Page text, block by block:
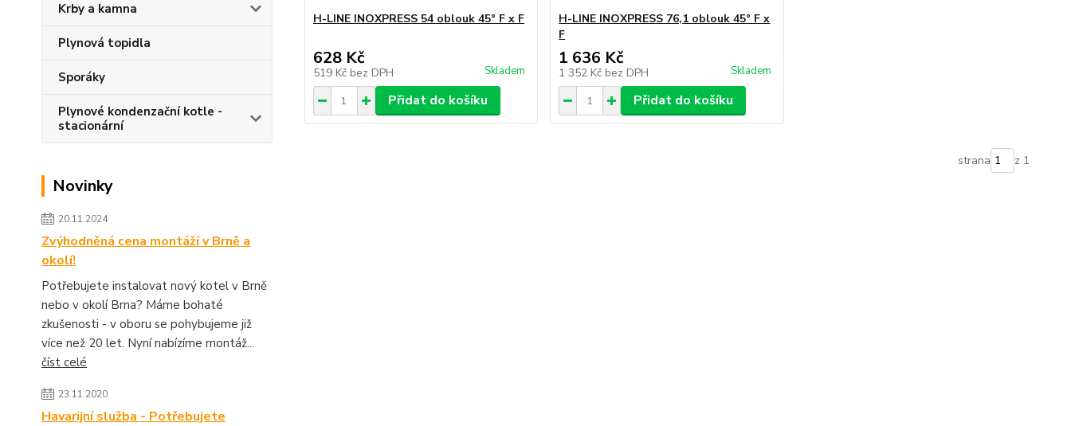
Krby a kamna
Plynová topidla
Sporáky
Plynové kondenzační kotle -
stacionární
Novinky
20.11.2024
Zvýhodněná cena montáží v Brně a
okolí!
Potřebujete instalovat nový kotel v Brně
nebo v okolí Brna? Máme bohaté
zkušenosti - v oboru se pohybujeme již
více než 20 let. Nyní nabízíme montáž...
číst celé
23.11.2020
Havarijní služba - Potřebujete
H-LINE INOXPRESS 54 oblouk 45° F x F
628 Kč
519 Kč bez DPH Skladem
Přidat do košíku
H-LINE INOXPRESS 76,1 oblouk 45° F x
F
1 636 Kč
1 352 Kč bez DPH Skladem
Přidat do košíku
strana z 1